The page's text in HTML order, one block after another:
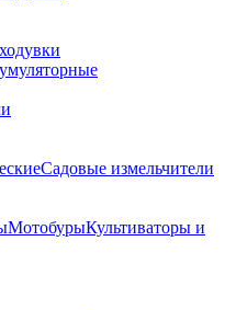
Садовые измельчители
МотобурыКультиваторы и